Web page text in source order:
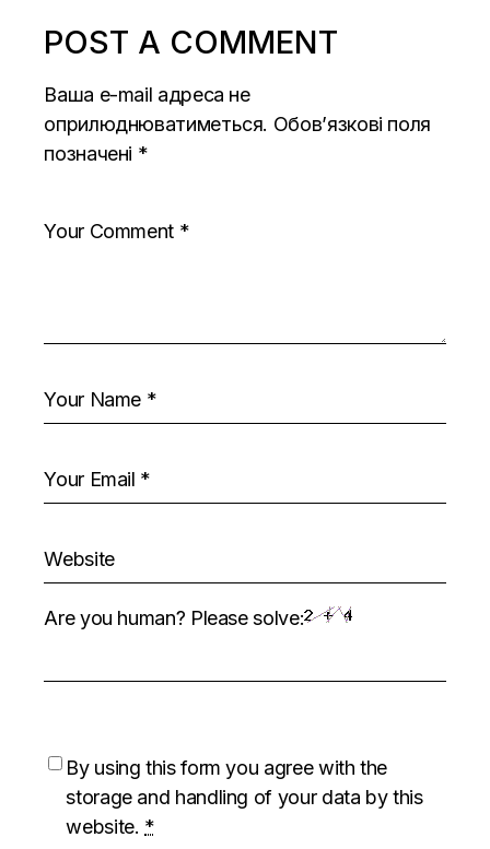
POST A COMMENT
Ваша e-mail адреса не
оприлюднюватиметься. Обов’язкові поля
позначені *
Are you human? Please solve:
By using this form you agree with the
storage and handling of your data by this
website. *